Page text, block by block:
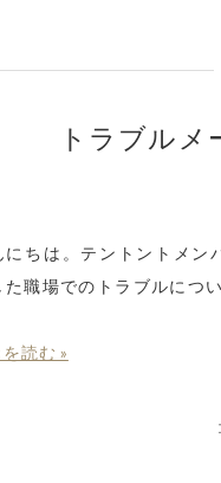
トラブルメ
にちは。テントントメ
た職場でのトラブルにつ
読む »